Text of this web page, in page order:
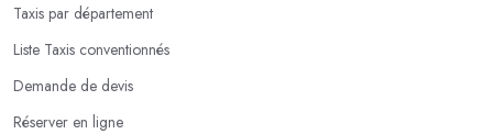
Taxis par département
Liste Taxis conventionnés
Demande de devis
Réserver en ligne